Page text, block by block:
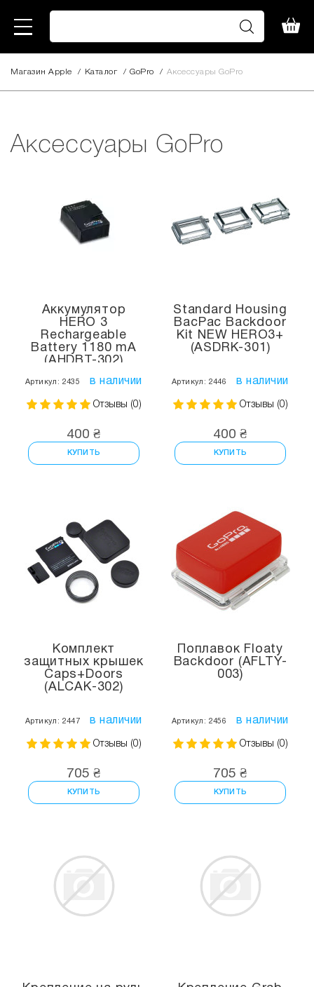
Магазин Apple / Каталог / GoPro / Аксессуары GoPro
Аксессуары GoPro
Аккумулятор
HERO 3
Rechargeable
Battery 1180 mA
(AHDBT-302)
Артикул: 2435 в наличии
Отзывы (0)
400 ₴
КУПИТЬ
Standard Housing
BacPac Backdoor
Kit NEW HERO3+
(ASDRK-301)
Артикул: 2446 в наличии
Отзывы (0)
400 ₴
КУПИТЬ
Комплект
защитных крышек
Caps+Doors
(ALCAK-302)
Артикул: 2447 в наличии
Отзывы (0)
705 ₴
КУПИТЬ
Поплавок Floaty
Backdoor (AFLTY-
003)
Артикул: 2456 в наличии
Отзывы (0)
705 ₴
КУПИТЬ